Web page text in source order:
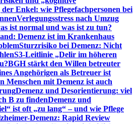
Enkel: wie Pflegefachpersonen bei
Verlegungsstress nach Umzug
ist normal und was ist zu tun?
Demenz ist im Krankenhaus
Sturzrisiko bei Demenz: Nicht
S3-Leitlinie „Delir im höheren
BGH stärkt den Willen betreuter
Angehörigen als Betreuer ist
Menschen mit Demenz ist auch
Demenz und Desorientierung: viel
B zu findenDemenz und
ist oft „zu lang“ – und wie Pflege
Demenz: Rapid Review